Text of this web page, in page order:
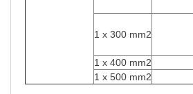
1 x 300 mm2
1 x 400 mm2
1 x 500 mm2